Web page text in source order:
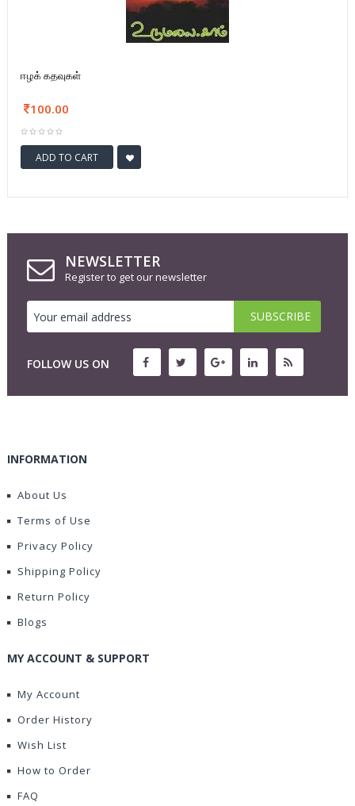
ஈழக் கதவுகள்
100.00
ADD TO CART
NEWSLETTER
Register to get our newsletter
FOLLOW US ON
INFORMATION
About Us
Terms of Use
Privacy Policy
Shipping Policy
Return Policy
Blogs
MY ACCOUNT & SUPPORT
My Account
Order History
Wish List
How to Order
FAQ